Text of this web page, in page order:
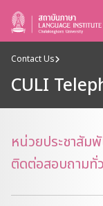
Contact Us
CULI
หน่วยประชาสัม
ติดต่อสอบถามทั่